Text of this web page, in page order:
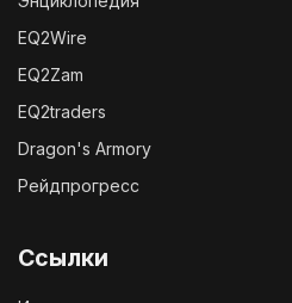
EQ2Wire
EQ2Zam
EQ2traders
Dragon's Armory
Рейдпрогресс
Ссылки